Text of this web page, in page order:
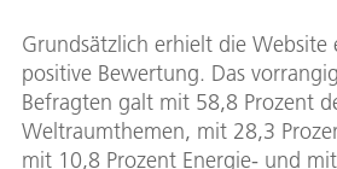
Grundsätzlich erhielt die Website
positive Bewertung. Das
Befragten galt mit 58,8 Prozent
Weltraumthemen, mit 28,3
mit 10,8 Prozent Energie- und